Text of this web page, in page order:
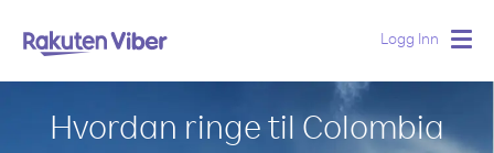
Logg Inn
Hvordan ringe til Colombia